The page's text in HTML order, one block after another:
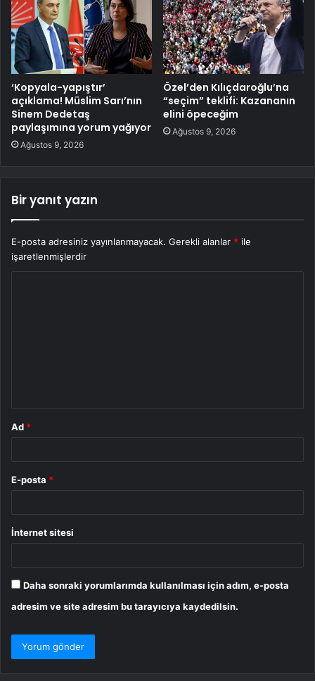
‘Kopyala-yapıştır’
açıklama! Müslim Sarı’nın
Sinem Dedetaş
paylaşımına yorum yağıyor
Ağustos 9, 2026
Özel’den Kılıçdaroğlu’na
“seçim” teklifi: Kazananın
elini öpeceğim
Ağustos 9, 2026
Bir yanıt yazın
E-posta adresiniz yayınlanmayacak. Gerekli alanlar * ile
işaretlenmişlerdir
Ad *
E-posta *
İnternet sitesi
Daha sonraki yorumlarımda kullanılması için adım, e-posta
adresim ve site adresim bu tarayıcıya kaydedilsin.